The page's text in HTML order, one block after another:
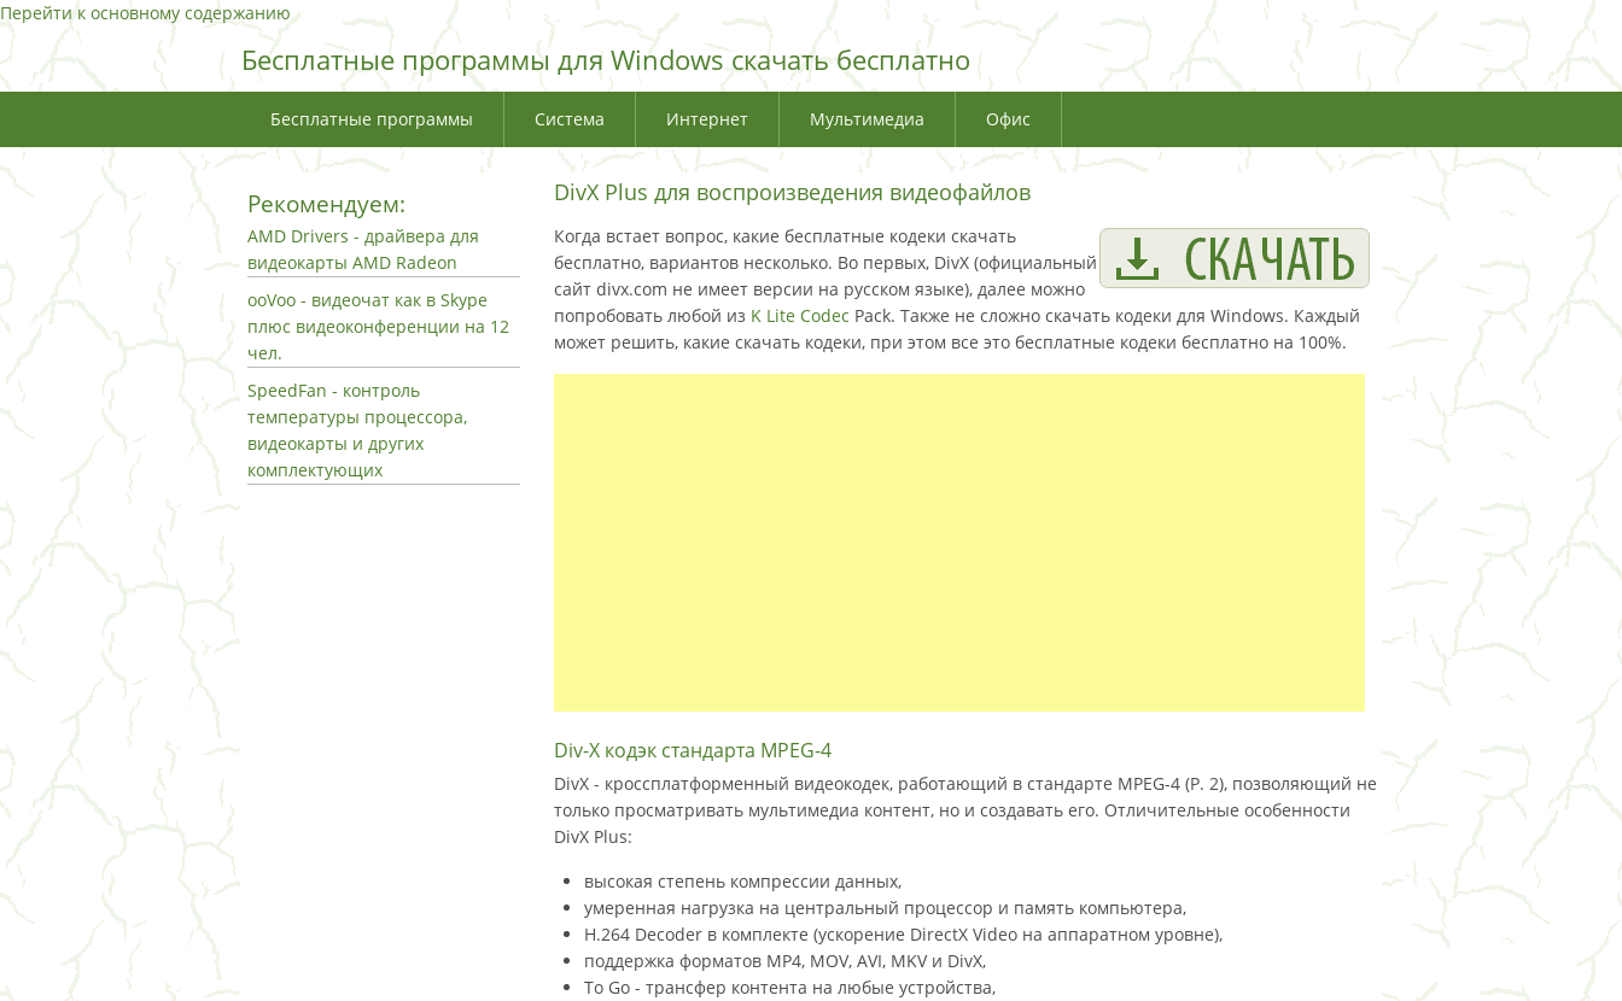
Перейти к основному содержанию
Бесплатные программы для Windows скачать бесплатно
Бесплатные программы Система Интернет Мультимедиа Офис
DivX Plus для воспроизведения видеофайлов
Когда встает вопрос, какие бесплатные кодеки скачать
бесплатно, вариантов несколько. Во первых, DivX (официальный
сайт divx.com не имеет версии на русском языке), далее можно
попробовать любой из K Lite Codec Pack. Также не сложно скачать кодеки для Windows. Каждый
может решить, какие скачать кодеки, при этом все это бесплатные кодеки бесплатно на 100%.
Div-X кодэк стандарта MPEG-4
DivX - кроссплатформенный видеокодек, работающий в стандарте MPEG-4 (P. 2), позволяющий не
только просматривать мультимедиа контент, но и создавать его. Отличительные особенности
DivX Plus:
высокая степень компрессии данных,
умеренная нагрузка на центральный процессор и память компьютера,
H.264 Decoder в комплекте (ускорение DirectX Video на аппаратном уровне),
поддержка форматов MP4, MOV, AVI, MKV и DivX,
To Go - трансфер контента на любые устройства,
Рекомендуем:
AMD Drivers - драйвера для
видеокарты AMD Radeon
ooVoo - видеочат как в Skype
плюс видеоконференции на 12
чел.
SpeedFan - контроль
температуры процессора,
видеокарты и других
комплектующих